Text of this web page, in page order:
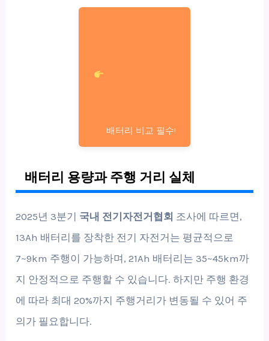
배터리 비교 필수!
배터리 용량과 주행 거리 실체
2025년 3분기 국내 전기자전거협회 조사에 따르면,
13Ah 배터리를 장착한 전기 자전거는 평균적으로
7~9km 주행이 가능하며, 21Ah 배터리는 35~45km까
지 안정적으로 주행할 수 있습니다. 하지만 주행 환경
에 따라 최대 20%까지 주행거리가 변동될 수 있어 주
의가 필요합니다.